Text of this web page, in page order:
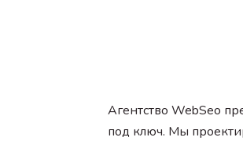
Агентство WebSeo
под ключ. Мы